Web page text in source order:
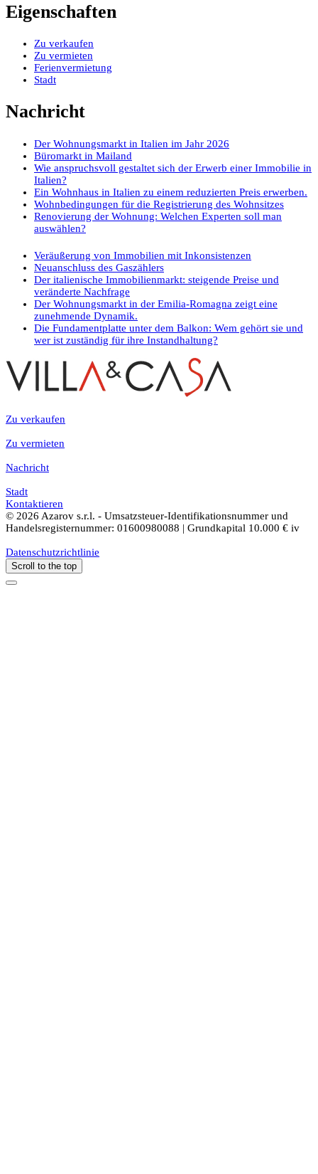
Eigenschaften
Zu verkaufen
Zu vermieten
Ferienvermietung
Stadt
Nachricht
Der Wohnungsmarkt in Italien im Jahr 2026
Büromarkt in Mailand
Wie anspruchsvoll gestaltet sich der Erwerb einer Immobilie in
Italien?
Ein Wohnhaus in Italien zu einem reduzierten Preis erwerben.
Wohnbedingungen für die Registrierung des Wohnsitzes
Renovierung der Wohnung: Welchen Experten soll man
auswählen?
Veräußerung von Immobilien mit Inkonsistenzen
Neuanschluss des Gaszählers
Der italienische Immobilienmarkt: steigende Preise und
veränderte Nachfrage
Der Wohnungsmarkt in der Emilia-Romagna zeigt eine
zunehmende Dynamik.
Die Fundamentplatte unter dem Balkon: Wem gehört sie und
wer ist zuständig für ihre Instandhaltung?
Zu verkaufen
Zu vermieten
Nachricht
Stadt
Kontaktieren
© 2026 Azarov s.r.l. - Umsatzsteuer-Identifikationsnummer und
Handelsregisternummer: 01600980088 | Grundkapital 10.000 € iv
Datenschutzrichtlinie
Scroll to the top